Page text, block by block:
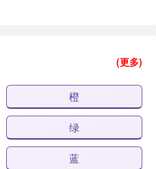
(更多)
橙
绿
蓝